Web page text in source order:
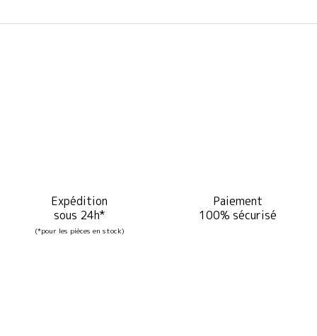
Expédition
sous 24h*
(*pour les pièces en stock)
Paiement
100% sécurisé